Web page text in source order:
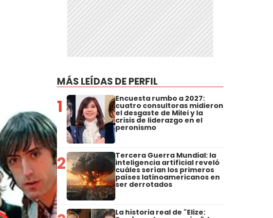
MÁS LEÍDAS DE PERFIL
1 Encuesta rumbo a 2027:
cuatro consultoras midieron
el desgaste de Milei y la
crisis de liderazgo en el
peronismo
2 Tercera Guerra Mundial: la
inteligencia artificial reveló
cuáles serían los primeros
países latinoamericanos en
ser derrotados
La historia real de "Elize: